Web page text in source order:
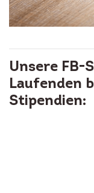
Unsere FB-
Laufenden
Stipendien: